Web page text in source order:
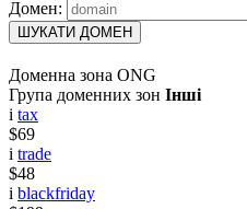
Домен:
ШУКАТИ ДОМЕН
Доменна зона ONG
Група доменних зон Інші
i tax
$69
i trade
$48
i blackfriday